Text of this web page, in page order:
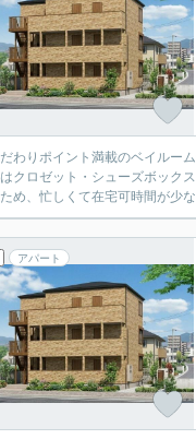
わりポイント満載のベイルー
クロゼット・シューズボック
め、忙しくて在宅可時間が少
アパート